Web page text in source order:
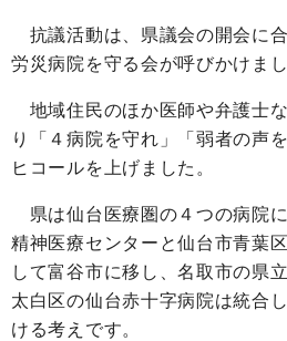
抗議活動は、県議会の開会に
労災病院を守る会が呼びかけまし
地域住民のほか医師や弁護士
り「４病院を守れ」「弱者の声
ヒコールを上げました。
県は仙台医療圏の４つの病院
精神医療センターと仙台市青葉
して富谷市に移し、名取市の県
太白区の仙台赤十字病院は統合
ける考えです。